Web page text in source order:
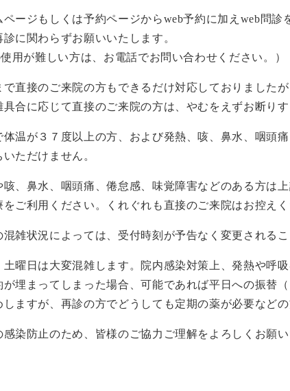
ージもしくは予約ページからweb予約に加えweb問診
に関わらずお願いいたします。
使用が難しい方は、お電話でお問い合わせください。）
直接のご来院の方もできるだけ対応しておりました
具合に応じて直接のご来院の方は、やむをえずお断りす
温が３７度以上の方、および発熱、咳、鼻水、咽頭
ただけません。
、鼻水、咽頭痛、倦怠感、味覚障害などのある方は
をご利用ください。くれぐれも直接のご来院はお控えく
雑状況によっては、受付時刻が予告なく変更されるこ
曜日は大変混雑します。院内感染対策上、発熱や呼
が埋まってしまった場合、可能であれば平日への振替
しますが、再診の方でどうしても定期の薬が必要など
感染防止のため、皆様のご協力ご理解をよろしくお願い